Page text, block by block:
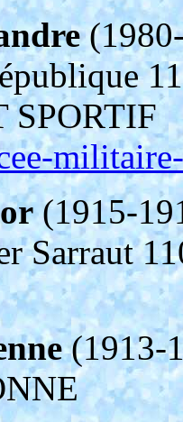
SPORTIF
(1915-
Sarraut
(1913-